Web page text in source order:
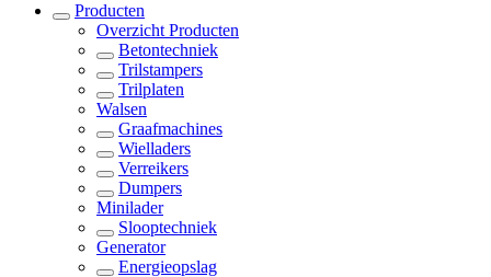
Producten
Overzicht Producten
Betontechniek
Trilstampers
Trilplaten
Walsen
Graafmachines
Wielladers
Verreikers
Dumpers
Minilader
Slooptechniek
Generator
Energieopslag